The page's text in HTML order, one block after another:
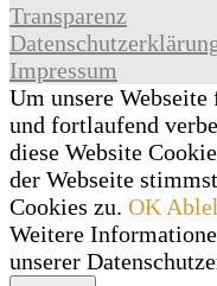
Transparenz
Impressum
Um unsere
und fortlaufend
diese Website
der Webseite
Cookies zu. OK
Weitere
unserer